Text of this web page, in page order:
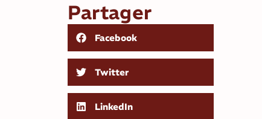
Partager
Facebook
Twitter
LinkedIn